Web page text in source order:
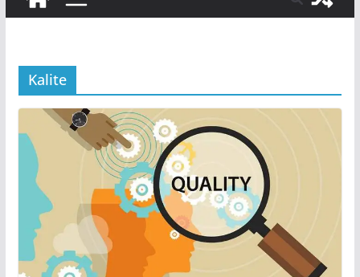
Kalite